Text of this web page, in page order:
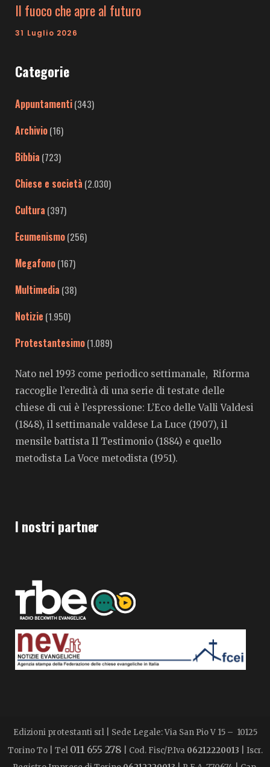
Il fuoco che apre al futuro
31 Luglio 2026
Categorie
Appuntamenti(343)
Archivio(16)
Bibbia (723)
Chiese e società (2.030)
Cultura (397)
Ecumenismo(256)
Megafono(167)
Multimedia (38)
Notizie (1.950)
Protestantesimo(1.089)
Nato nel 1993 come periodico settimanale, Riforma
raccoglie l’eredità di una serie di testate delle
chiese di cui è l’espressione: L’Eco delle Valli Valdesi
(1848), il settimanale valdese La Luce (1907), il
mensile battista Il Testimonio (1884) e quello
metodista La Voce metodista (1951).
I nostri partner
Edizioni protestanti srl | Sede Legale: Via San Pio V 15 – 10125
Torino To | Tel 011 655 278 | Cod. Fisc/P.Iva 06212220013 | Iscr.